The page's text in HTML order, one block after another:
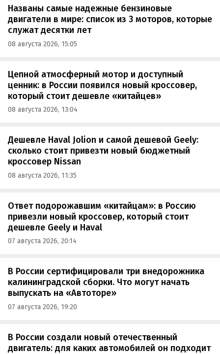
Названы самые надежные бензиновые
двигатели в мире: список из 3 моторов, которые
служат десятки лет
08 августа 2026, 15:05
Цепной атмосферный мотор и доступный
ценник: в России появился новый кроссовер,
который стоит дешевле «китайцев»
08 августа 2026, 13:04
Дешевле Haval Jolion и самой дешевой Geely:
сколько стоит привезти новый бюджетный
кроссовер Nissan
08 августа 2026, 11:35
Ответ подорожавшим «китайцам»: в Россию
привезли новый кроссовер, который стоит
дешевле Geely и Haval
07 августа 2026, 20:14
В России сертифицировали три внедорожника
калининградской сборки. Что могут начать
выпускать на «Автоторе»
07 августа 2026, 19:20
В России создали новый отечественный
двигатель: для каких автомобилей он подходит